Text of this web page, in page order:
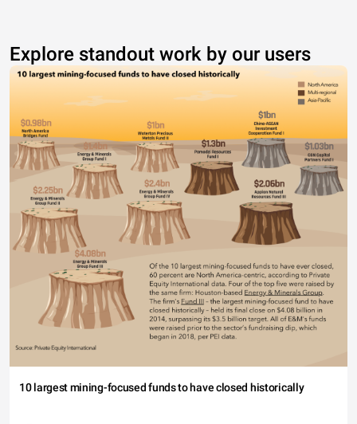
Explore standout work by our users
10 largest mining-focused funds to have closed historically